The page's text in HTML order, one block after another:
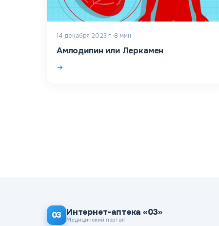
14 декабря 2023 г.·8 мин
Амлодипин или Леркамен
03 Интернет-аптека «03»
Медицинский портал